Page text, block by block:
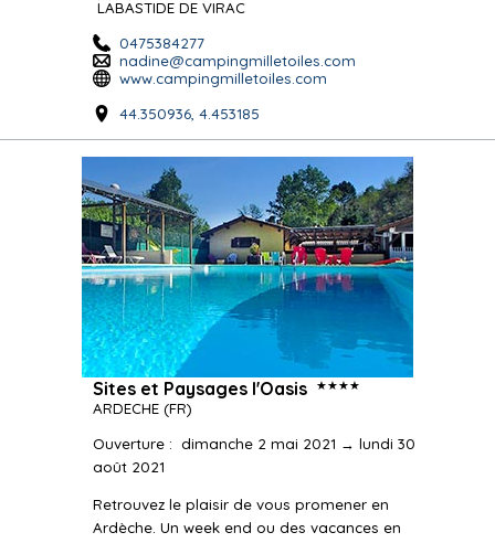
LABASTIDE DE VIRAC
0475384277
nadine@campingmilletoiles.com
www.campingmilletoiles.com
44.350936, 4.453185
Sites et Paysages l'Oasis ★★★★
ARDECHE (FR)
Ouverture : dimanche 2 mai 2021 → lundi 30
août 2021
Retrouvez le plaisir de vous promener en
Ardèche. Un week end ou des vacances en